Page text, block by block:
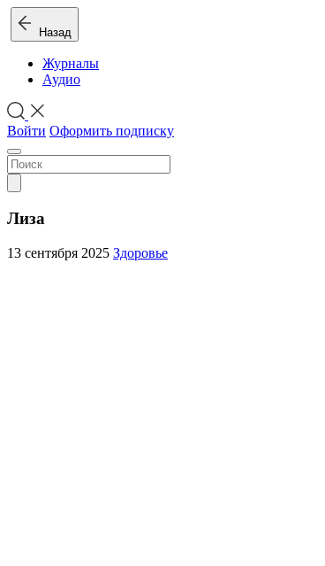
Назад
Журналы
Аудио
Войти Оформить подписку
Лиза
13 сентября 2025 Здоровье